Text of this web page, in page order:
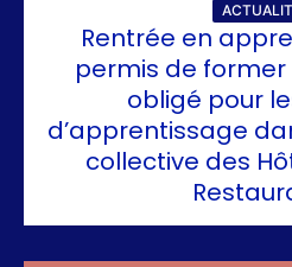
Rentrée en
permis de former
obligé pour
d’apprentissage
collective des